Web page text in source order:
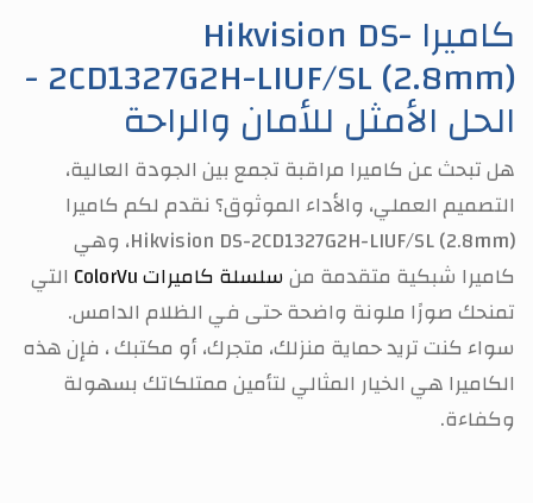
كاميرا Hikvision DS-
2CD1327G2H-LIUF/SL (2.8mm) -
الحل الأمثل للأمان والراحة
هل تبحث عن كاميرا مراقبة تجمع بين الجودة العالية،
التصميم العملي، والأداء الموثوق؟ نقدم لكم كاميرا
Hikvision DS-2CD1327G2H-LIUF/SL (2.8mm)، وهي
كاميرا شبكية متقدمة منسلسلة كاميرات ColorVu
التي
تمنحك صورًا ملونة واضحة حتى في الظلام الدامس.
سواء كنت تريد حماية منزلك، متجرك، أو مكتبك ، فإن هذه
الكاميرا هي الخيار المثالي لتأمين ممتلكاتك بسهولة
وكفاءة.